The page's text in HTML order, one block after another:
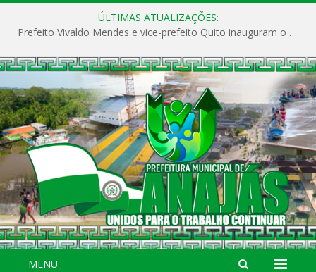
ÚLTIMAS ATUALIZAÇÕES:
Prefeito Vivaldo Mendes e vice-prefeito Quito inauguram o CAPS e fortalecem a saúde pública em Anajás.
MENU